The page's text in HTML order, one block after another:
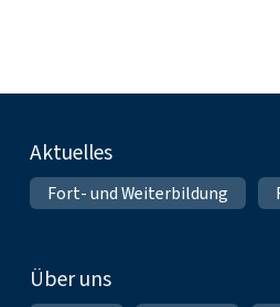
Fußnavigation
Aktuelles
Fort- und Weiterbildung
Über uns